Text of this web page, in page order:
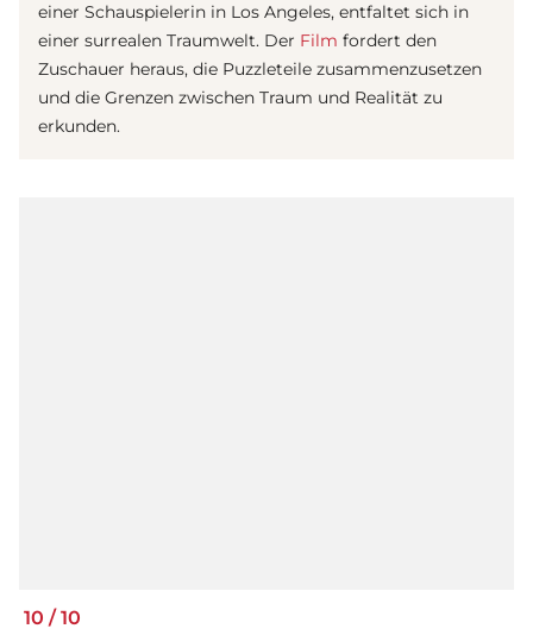
einer Schauspielerin in Los Angeles, entfaltet sich in
einer surrealen Traumwelt. Der Film fordert den
Zuschauer heraus, die Puzzleteile zusammenzusetzen
und die Grenzen zwischen Traum und Realität zu
erkunden.
10 /10